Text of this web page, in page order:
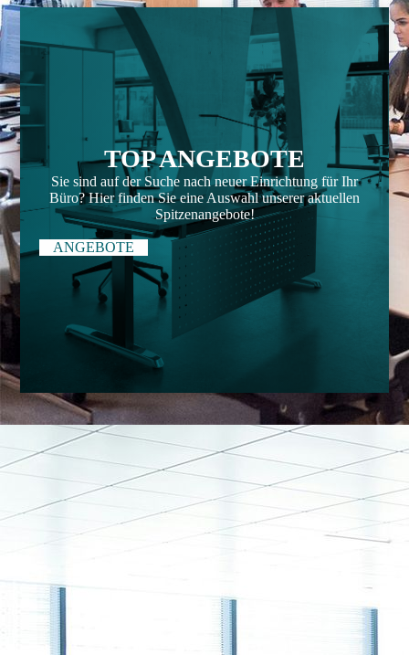
TOP ANGEBOTE
Sie sind auf der Suche nach neuer Einrichtung für Ihr
Büro? Hier finden Sie eine Auswahl unserer aktuellen
Spitzenangebote!
ANGEBOTE